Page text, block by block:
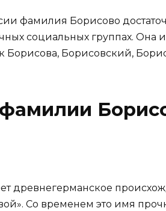
фамилия Борисово
социальных группах. Она
Борисова, Борисовский,
древнегерманское
Со временем это имя